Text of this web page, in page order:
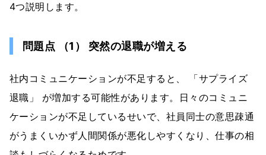
4つ説明します。
問題点 （1） 突然の退職が増える
社内コミュニケーションが不足すると、 「サプライズ
退職」 が増加する可能性があります。日々のコミュニ
ケーションが不足しているせいで、社員同士の意思疎通
がうまくいかず人間関係が悪化しやすくなり、仕事の相